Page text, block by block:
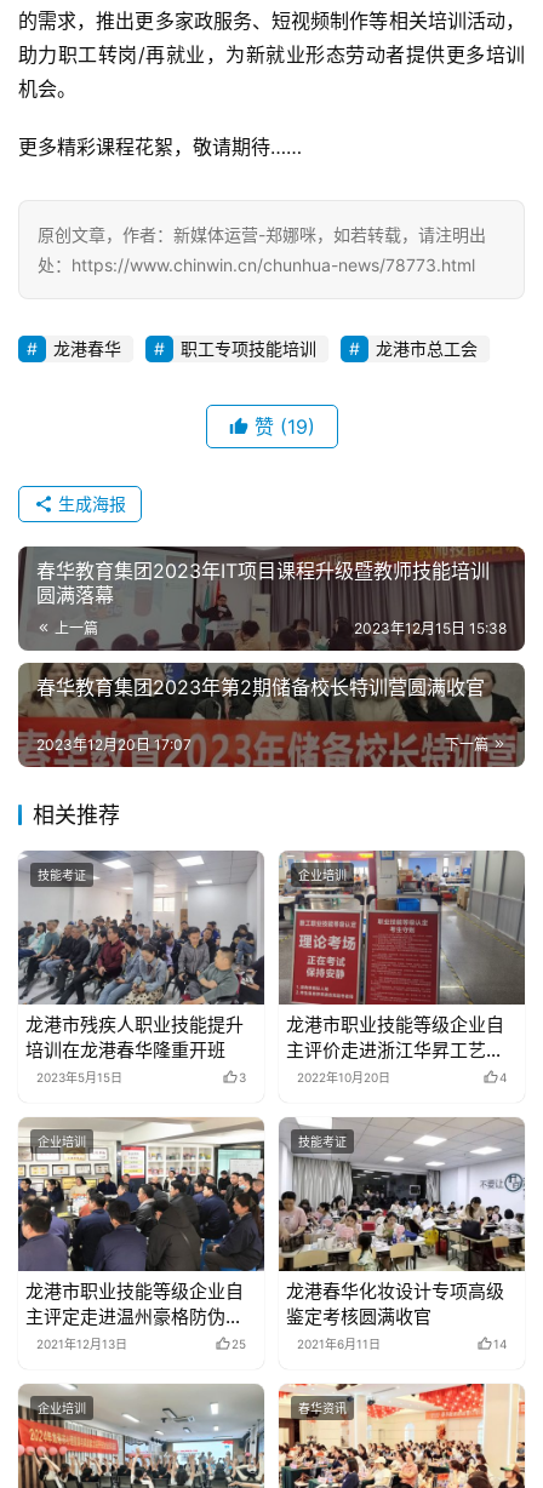
的需求，推出更多家政服务、短视频制作等相关培训活动，
助力职工转岗/再就业，为新就业形态劳动者提供更多培训
机会。
更多精彩课程花絮，敬请期待……
原创文章，作者：新媒体运营-郑娜咪，如若转载，请注明出
处：https://www.chinwin.cn/chunhua-news/78773.html
龙港春华 职工专项技能培训 龙港市总工会
赞 (19)
生成海报
春华教育集团2023年IT项目课程升级暨教师技能培训
圆满落幕
上一篇 2023年12月15日 15:38
春华教育集团2023年第2期储备校长特训营圆满收官
下一篇
2023年12月20日 17:07
相关推荐
技能考证
龙港市残疾人职业技能提升
培训在龙港春华隆重开班
2023年5月15日 3
企业培训
龙港市职业技能等级企业自
主评价走进浙江华昇工艺品
有限公司
2022年10月20日 4
企业培训
龙港市职业技能等级企业自
主评定走进温州豪格防伪科
技有限公司
2021年12月13日 25
技能考证
龙港春华化妆设计专项高级
鉴定考核圆满收官
2021年6月11日 14
企业培训 春华资讯